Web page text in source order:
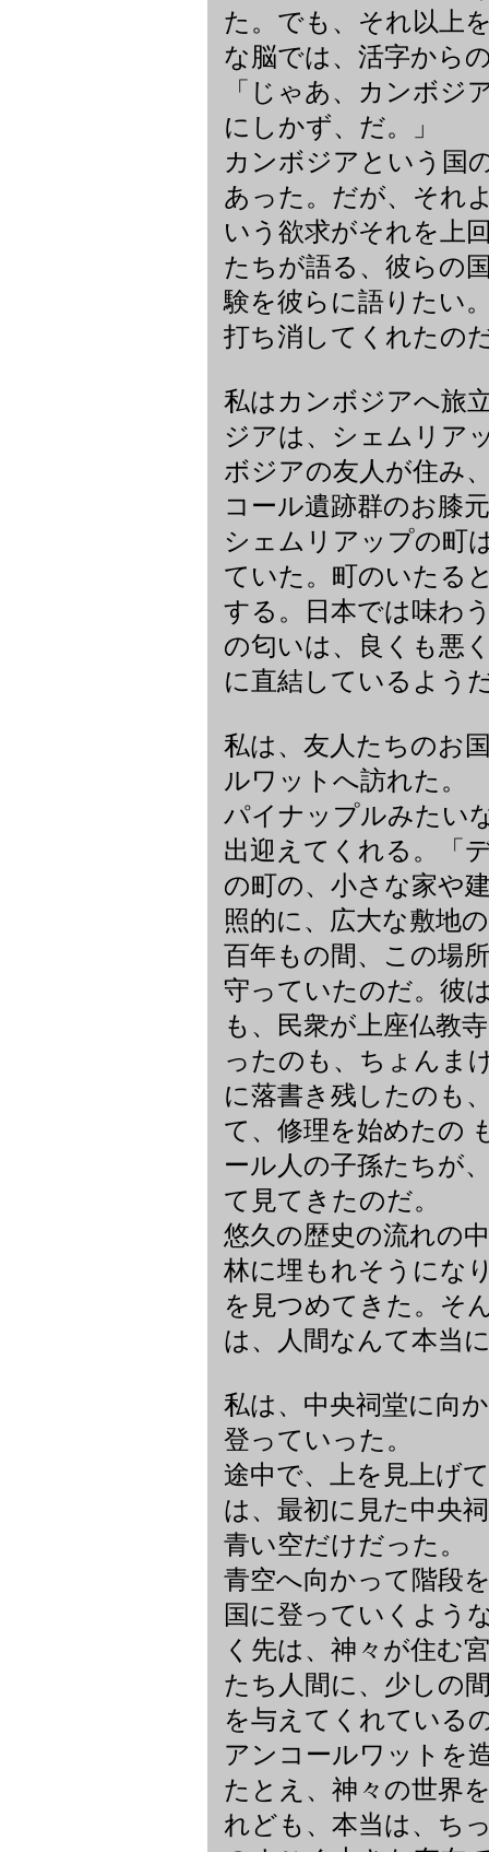
た。でも、それ以上
な脳では、活字から
「じゃあ、カンボジ
にしかず、だ。」
カンボジアという国
あった。だが、それ
いう欲求がそれを上
たちが語る、彼らの
験を彼らに語りたい
打ち消してくれたの
私はカンボジアへ旅
ジアは、シェムリア
ボジアの友人が住み
コール遺跡群のお膝
シェムリアップの町
ていた。町のいたる
する。日本では味わ
の匂いは、良くも悪
に直結しているよう
私は、友人たちのお
ルワットへ訪れた。
パイナップルみたい
出迎えてくれる。「
の町の、小さな家や
照的に、広大な敷地
百年もの間、この場
守っていたのだ。彼
も、民衆が上座仏教
ったのも、ちょんま
に落書き残したのも
て、修理を始めたの
ール人の子孫たちが
て見てきたのだ。
悠久の歴史の流れの
林に埋もれそうにな
を見つめてきた。そ
は、人間なんて本当
私は、中央祠堂に向
登っていった。
途中で、上を見上げ
は、最初に見た中央
青い空だけだった。
青空へ向かって階段
国に登っていくよう
く先は、神々が住む
たち人間に、少しの
を与えてくれている
アンコールワットを
たとえ、神々の世界
れども、本当は、ち